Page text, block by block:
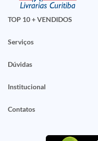
TOP 10 + VENDIDOS
Serviços
Dúvidas
Institucional
Contatos